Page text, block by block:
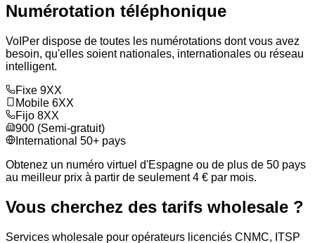
Numérotation téléphonique
VoIPer dispose de toutes les numérotations dont vous avez
besoin, qu'elles soient nationales, internationales ou réseau
intelligent.
Fixe 9XX
Mobile 6XX
Fijo 8XX
900 (Semi-gratuit)
International 50+ pays
Obtenez un numéro virtuel d'Espagne ou de plus de 50 pays
au meilleur prix à partir de seulement 4 € par mois.
Vous cherchez des tarifs wholesale ?
Services wholesale pour opérateurs licenciés CNMC, ITSP